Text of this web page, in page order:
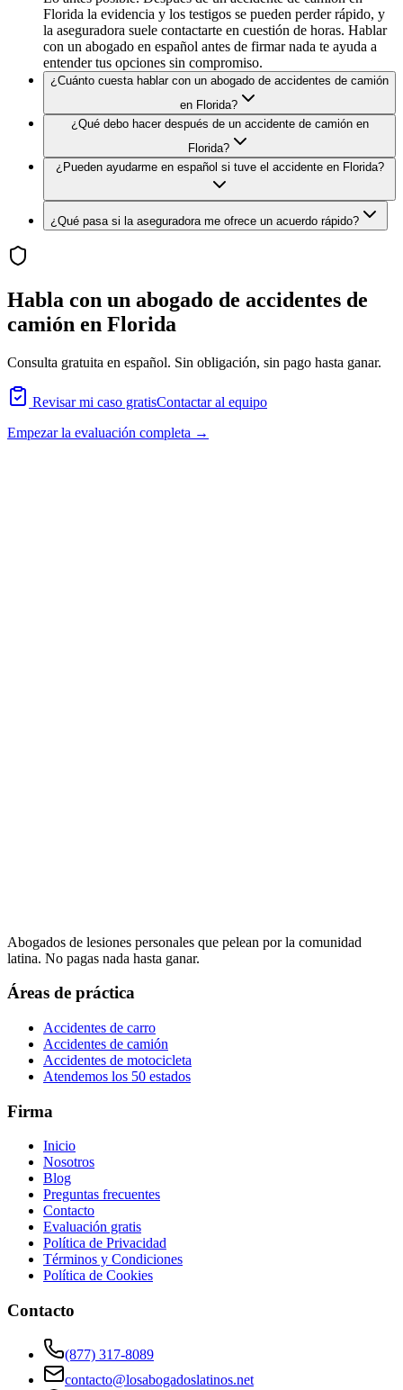
Florida la evidencia y los testigos se pueden perder rápido, y
la aseguradora suele contactarte en cuestión de horas. Hablar
con un abogado en español antes de firmar nada te ayuda a
entender tus opciones sin compromiso.
¿Cuánto cuesta hablar con un abogado de accidentes de camión
en Florida?
¿Qué debo hacer después de un accidente de camión en
Florida?
¿Pueden ayudarme en español si tuve el accidente en Florida?
¿Qué pasa si la aseguradora me ofrece un acuerdo rápido?
Habla con un abogado de accidentes de
camión en Florida
Consulta gratuita en español. Sin obligación, sin pago hasta ganar.
Revisar mi caso gratisContactar al equipo
Empezar la evaluación completa →
Abogados de lesiones personales que pelean por la comunidad
latina. No pagas nada hasta ganar.
Áreas de práctica
Accidentes de carro
Accidentes de camión
Accidentes de motocicleta
Atendemos los 50 estados
Firma
Inicio
Nosotros
Blog
Preguntas frecuentes
Contacto
Evaluación gratis
Política de Privacidad
Términos y Condiciones
Política de Cookies
Contacto
(877) 317-8089
contacto@losabogadoslatinos.net